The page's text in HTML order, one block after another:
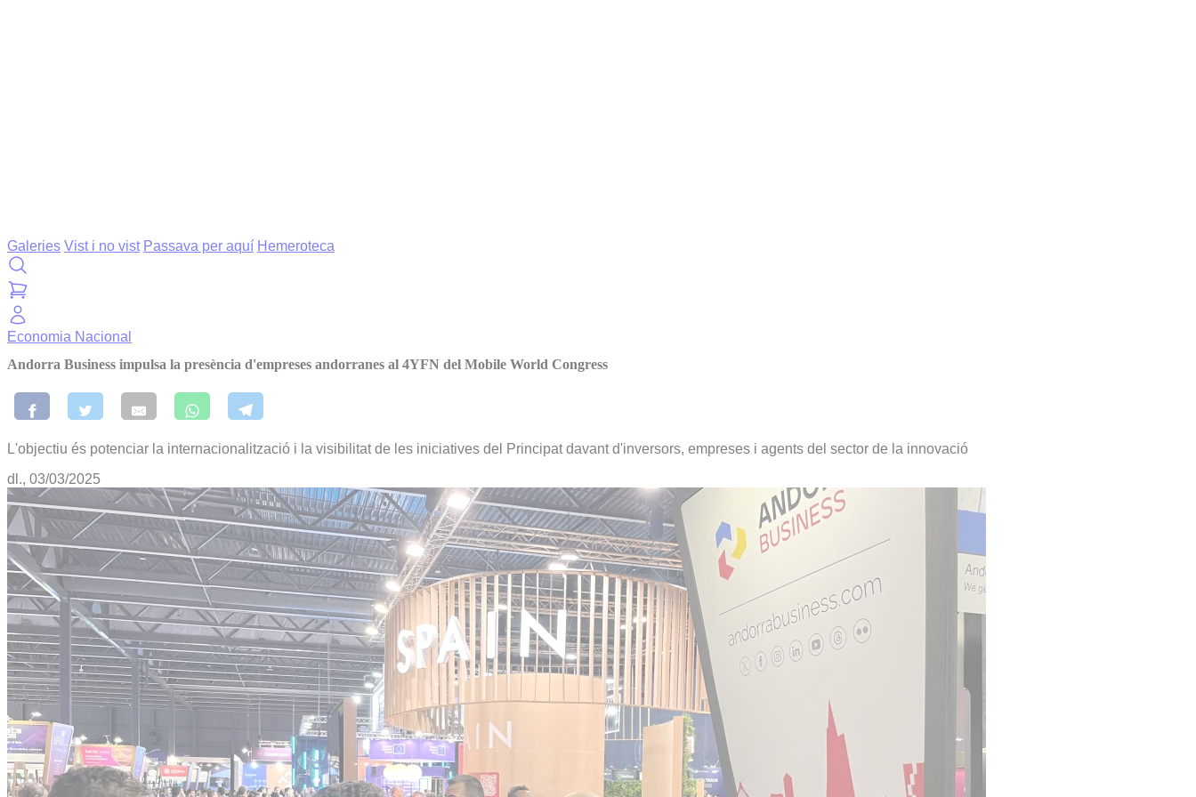
Galeries Vist i no vist Passava per aquí Hemeroteca
Economia Nacional
Andorra Business impulsa la presència d'empreses andorranes al 4YFN del Mobile World Congress
L'objectiu és potenciar la internacionalització i la visibilitat de les iniciatives del Principat davant d'inversors, empreses i agents del sector de la innovació
dl., 03/03/2025